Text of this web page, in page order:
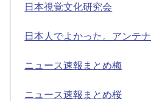
日本視覚文化研究会
日本人でよかった。アンテナ
ニュース速報まとめ梅
ニュース速報まとめ桜